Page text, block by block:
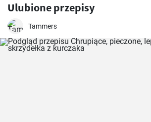
Ulubione przepisy
Tammers